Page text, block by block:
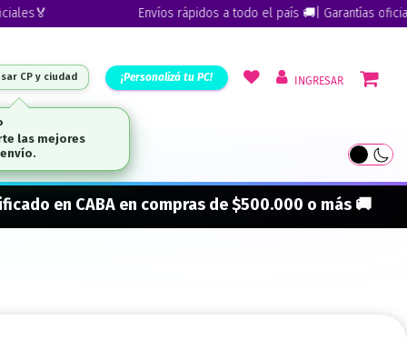
Envíos rápidos a todo el país 🚚| Garantías oficiales🏅
CP y ciudad ¡Personalizá tu PC! INGRESAR
en CABA en compras de $500.000 o más 🚚